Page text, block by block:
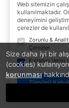
Size daha iyi bir
(cookies)
korunması
Web sitemizin
kullanılmaktadır.
deneyimini
çerezler de
Zorunlu &
Çerezler
Kullanıcı Verisi
Tümünü